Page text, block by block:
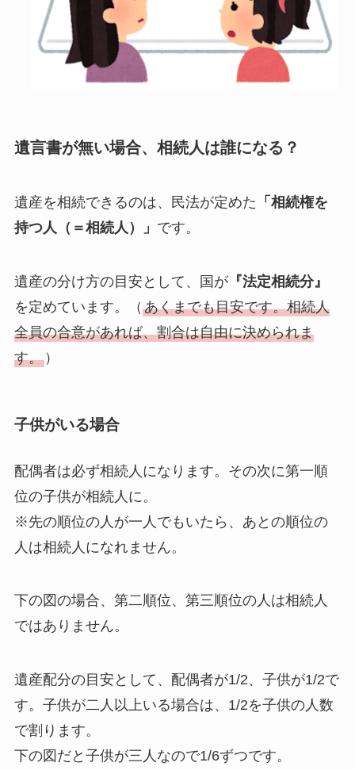
遺言書が無い場合、相続人は誰になる？
遺産を相続できるのは、民法が定めた 「相続権を
持つ人（＝相続人）」 です。
遺産の分け方の目安として、国が『法定相続分』
を定めています。（ あくまでも目安です。相続人
全員の合意があれば、割合は自由に決められま
す。）
子供がいる場合
配偶者は必ず相続人になります。その次に第一順
位の子供が相続人に。
※先の順位の人が一人でもいたら、あとの順位の
人は相続人になれません。
下の図の場合、第二順位、第三順位の人は相続人
ではありません。
遺産配分の目安として、配偶者が1/2、子供が1/2で
す。子供が二人以上いる場合は、1/2を子供の人数
で割ります。
下の図だと子供が三人なので1/6ずつです。